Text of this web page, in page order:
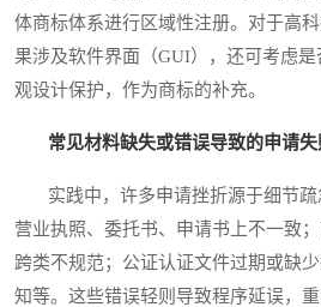
体商标体系进行区域性注册。对于高
果涉及软件界面（GUI），还可考虑
观设计保护，作为商标的补充。
常见材料缺失或错误导致的申请
实践中，许多申请挫折源于细节疏
营业执照、委托书、申请书上不一致
跨类不规范；公证认证文件过期或缺
知等。这些错误轻则导致程序延误，